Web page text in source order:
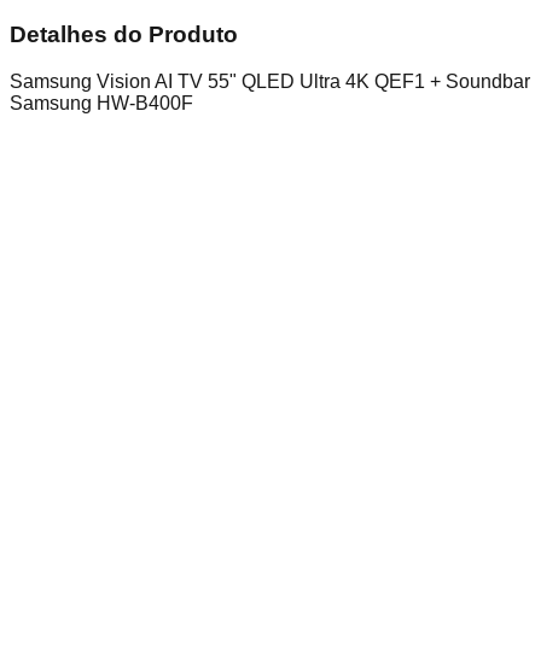
Detalhes do Produto
Samsung Vision AI TV 55" QLED Ultra 4K QEF1 + Soundbar
Samsung HW-B400F